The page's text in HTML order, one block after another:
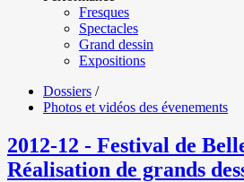
Fresques
Spectacles
Grand dessin
Expositions
Dossiers /
Photos et vidéos des évenements
2012-12 - Festival de
Réalisation de grands